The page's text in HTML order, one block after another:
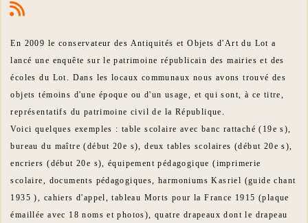
En 2009 le conservateur des Antiquités et Objets d'Art du Lot a
lancé une enquête sur le patrimoine républicain des mairies et des
écoles du Lot. Dans les locaux communaux nous avons trouvé des
objets témoins d'une époque ou d'un usage, et qui sont, à ce titre,
représentatifs du patrimoine civil de la République.
Voici quelques exemples : table scolaire avec banc rattaché (19e s),
bureau du maître (début 20e s), deux tables scolaires (début 20e s),
encriers (début 20e s), équipement pédagogique (imprimerie
scolaire, documents pédagogiques, harmoniums Kasriel (guide chant
1935 ), cahiers d'appel, tableau Morts pour la France 1915 (plaque
émaillée avec 18 noms et photos), quatre drapeaux dont le drapeau